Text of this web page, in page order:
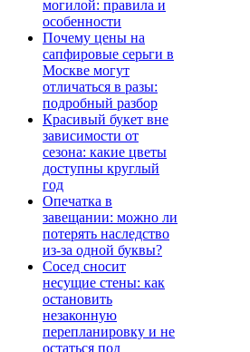
могилой: правила и
особенности
Почему цены на
сапфировые серьги в
Москве могут
отличаться в разы:
подробный разбор
Красивый букет вне
зависимости от
сезона: какие цветы
доступны круглый
год
Опечатка в
завещании: можно ли
потерять наследство
из-за одной буквы?
Сосед сносит
несущие стены: как
остановить
незаконную
перепланировку и не
остаться под